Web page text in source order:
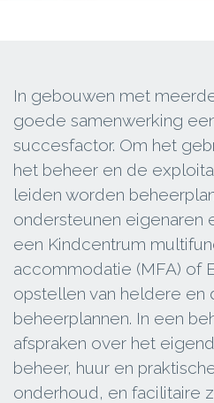
In gebouwen met
goede samenwerking
succesfactor. Om het
het beheer en de
leiden worden
ondersteunen eigenaren
een Kindcentrum
accommodatie (MFA) of
opstellen van heldere en
beheerplannen. In een
afspraken over het
beheer, huur en
onderhoud, en facilitaire